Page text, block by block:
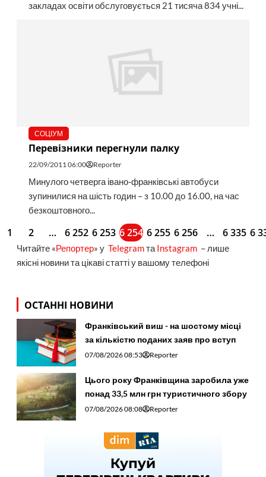
закладах освіти обслуговується 21 тисяча 834 учні...
СОЦІУМ
Перевізники перегнули палку
22/09/2011 06:00 Reporter
Минулого четверга івано-франківські автобуси
зупинилися на шість годин – з 10.00 до 16.00, на час
безкоштовного...
1 2 … 6 252 6 253 6 254 6 255 6 256 … 6 335 6
Читайте «Репортер» у Telegramта Instagram– лише
якісні новини та цікаві статті у вашому телефоні
ОСТАННІ НОВИНИ
Франківський виш - на шостому місці
за кількістю поданих заяв про вступ
07/08/2026 08:53 Reporter
Цього року Франківщина заробила уже
понад 33,5 млн грн туристичного збору
07/08/2026 08:08 Reporter